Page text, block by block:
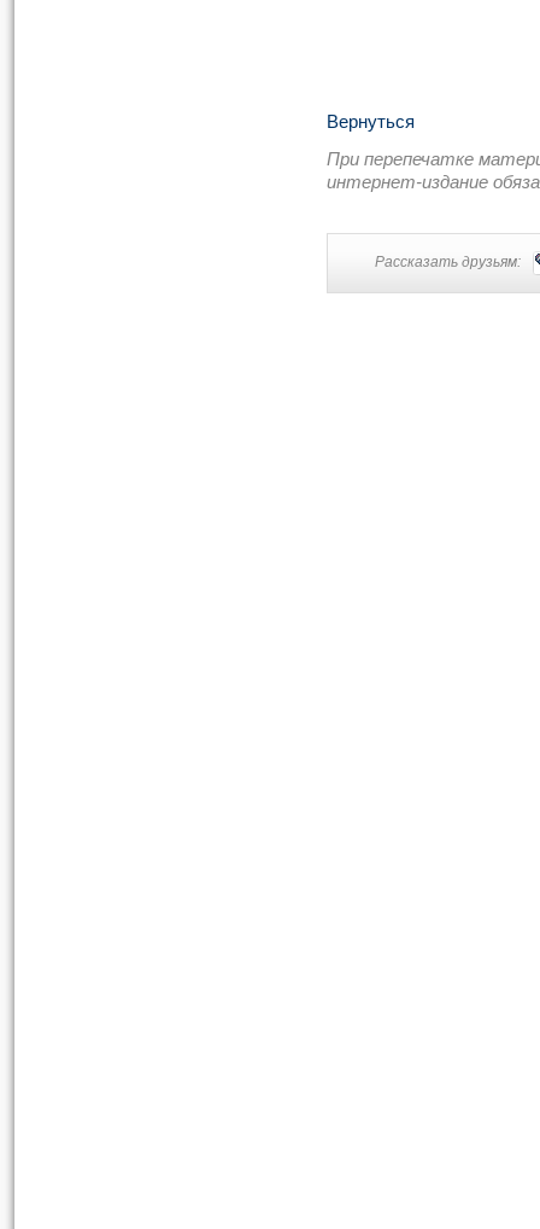
Вернуться
При перепечатке
интернет-издание
Рассказать друзьям: